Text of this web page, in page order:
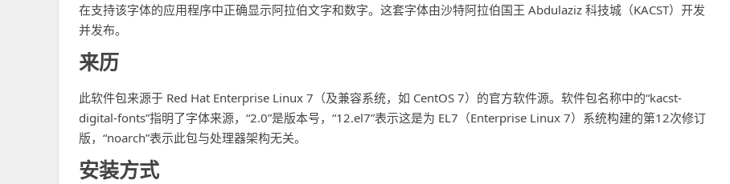
在支持该字体的应用程序中正确显示阿拉伯文字和数字。这套字体由沙特阿拉伯国王 Abdulaziz 科技城（KACST）开发
并发布。
来历
此软件包来源于 Red Hat Enterprise Linux 7（及兼容系统，如 CentOS 7）的官方软件源。软件包名称中的“kacst-
digital-fonts”指明了字体来源，“2.0”是版本号，“12.el7”表示这是为 EL7（Enterprise Linux 7）系统构建的第12次修订
版，“noarch”表示此包与处理器架构无关。
安装方式